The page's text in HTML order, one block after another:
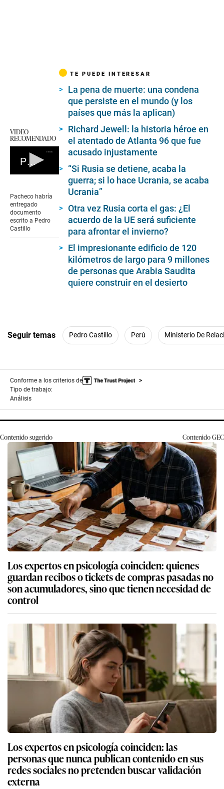
VIDEO
RECOMENDADO
Pacheco habría entregado documento escrito a Pedro Castillo
of
0
seconds
Pacheco habría
entregado
documento
escrito a Pedro
Castillo
TE PUEDE INTERESAR
La pena de muerte: una condena
que persiste en el mundo (y los
países que más la aplican)
Richard Jewell: la historia héroe en
el atentado de Atlanta 96 que fue
acusado injustamente
“Si Rusia se detiene, acaba la
guerra; si lo hace Ucrania, se acaba
Ucrania”
Otra vez Rusia corta el gas: ¿El
acuerdo de la UE será suficiente
para afrontar el invierno?
El impresionante edificio de 120
kilómetros de largo para 9 millones
de personas que Arabia Saudita
quiere construir en el desierto
Seguir temas Pedro Castillo Perú Ministerio De
Conforme a los criterios de
Tipo de trabajo:
Análisis
Contenido sugerido ContenidoGEC
Los expertos en psicología coinciden: quienes
guardan recibos o tickets de compras pasadas no
son acumuladores, sino que tienen necesidad de
control
Los expertos en psicología coinciden: las
personas que nunca publican contenido en sus
redes sociales no pretenden buscar validación
externa